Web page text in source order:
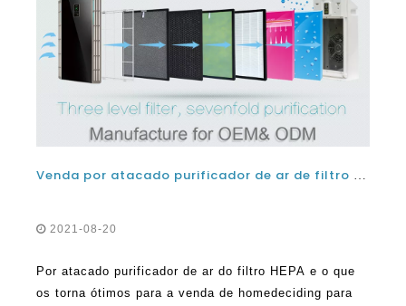
2021-08-20
Por atacado purificador de ar do filtro HEPA e o que
os torna ótimos para a venda de homedeciding para